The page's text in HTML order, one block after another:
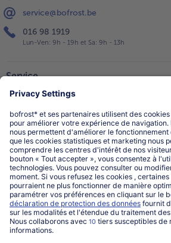
service@bofrost.be
016 98 1919
Lun-Ven: 9h - 19h et Sa: 9h - 13h
Service
Catégories